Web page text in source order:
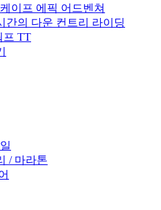
이프 에픽 어드벤쳐
간의 다운 컨트리 라이딩
프 TT
/ 마라톤